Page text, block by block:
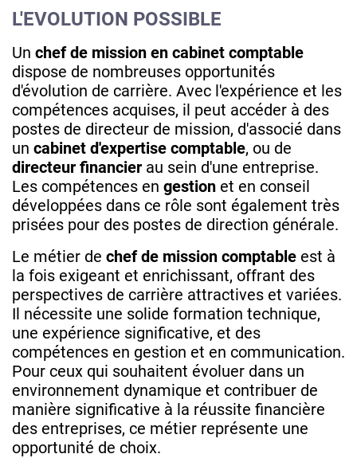
L'EVOLUTION POSSIBLE
Un chef de mission en cabinet comptable
dispose de nombreuses opportunités
d'évolution de carrière. Avec l'expérience et les
compétences acquises, il peut accéder à des
postes de directeur de mission, d'associé dans
un cabinet d'expertise comptable, ou de
directeur financier au sein d'une entreprise.
Les compétences en gestion et en conseil
développées dans ce rôle sont également très
prisées pour des postes de direction générale.
Le métier de chef de mission comptable est à
la fois exigeant et enrichissant, offrant des
perspectives de carrière attractives et variées.
Il nécessite une solide formation technique,
une expérience significative, et des
compétences en gestion et en communication.
Pour ceux qui souhaitent évoluer dans un
environnement dynamique et contribuer de
manière significative à la réussite financière
des entreprises, ce métier représente une
opportunité de choix.